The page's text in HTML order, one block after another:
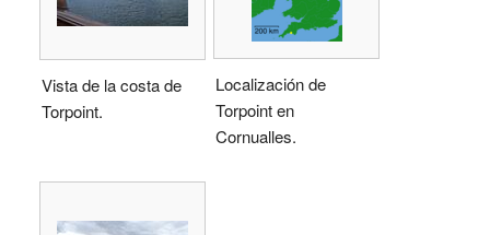
Vista de la costa de
Torpoint.
Localización de
Torpoint en
Cornualles.